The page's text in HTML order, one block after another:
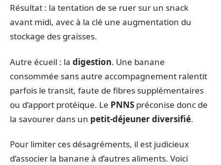
Résultat : la tentation de se ruer sur un snack
avant midi, avec à la clé une augmentation du
stockage des graisses.
Autre écueil : la digestion. Une banane
consommée sans autre accompagnement ralentit
parfois le transit, faute de fibres supplémentaires
ou d’apport protéique. Le PNNS préconise donc de
la savourer dans un petit-déjeuner diversifié.
Pour limiter ces désagréments, il est judicieux
d’associer la banane à d’autres aliments. Voici